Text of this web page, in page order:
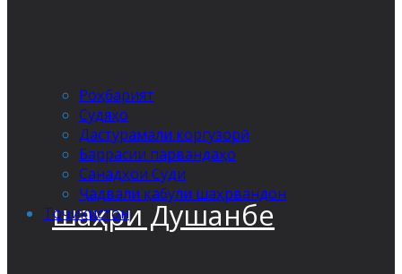
шаҳри Душанбе
Роҳбарият
Судяҳо
Дастурамали коргузорӣ
Баррасии парвандаҳо
Санадҳои Суди
Ҷадвали қабули шаҳрвандон
Тоҷикистон